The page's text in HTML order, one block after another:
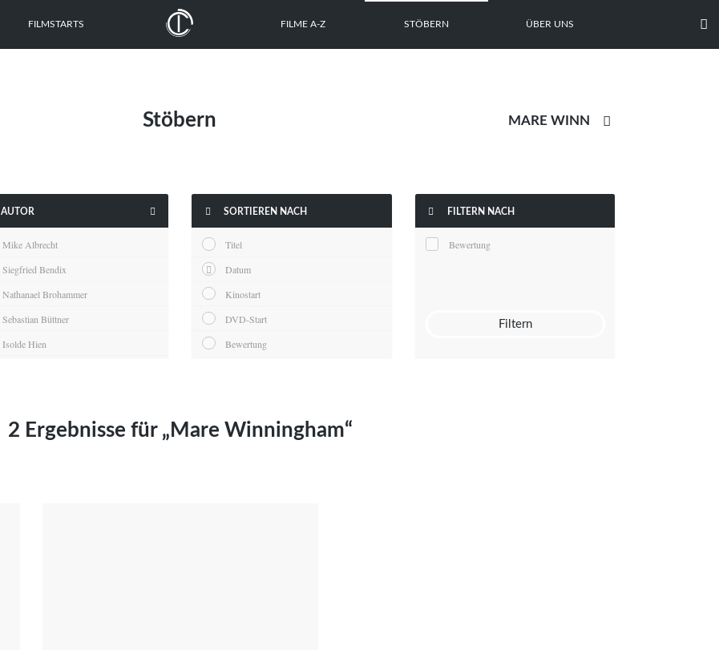
FILMSTARTS FILME A-Z STÖBERN ÜBER UNS 
Stöbern 
AUTOR 
Mike Albrecht
Siegfried Bendix
Nathanael Brohammer
Sebastian Büttner
Isolde Hien
Kilian Kleinbauer
Maximilian Kosing
 SORTIEREN NACH
Titel
Datum
Kinostart
DVD-Start
Bewertung
 FILTERN NACH
Bewertung
Filtern
2 Ergebnisse für „Mare Winningham“